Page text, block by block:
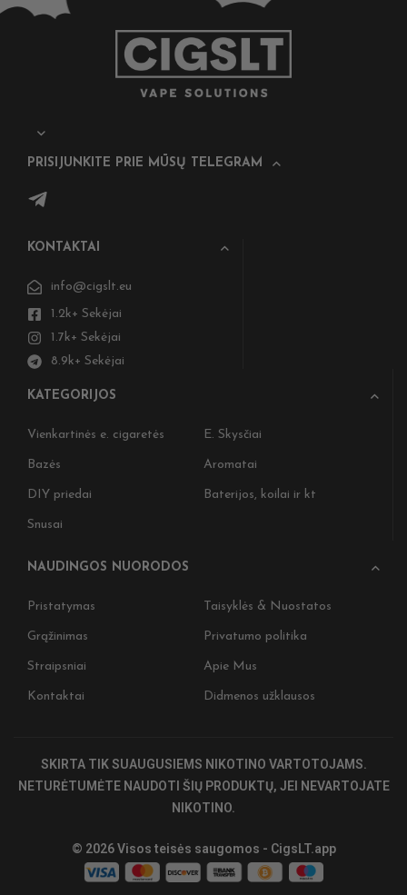
PRISIJUNKITE PRIE MŪSŲ TELEGRAM
KONTAKTAI
info@cigslt.eu
1.2k+ Sekėjai
1.7k+ Sekėjai
8.9k+ Sekėjai
KATEGORIJOS
Vienkartinės e. cigaretės E. Skysčiai
Bazės Aromatai
DIY priedai Baterijos, koilai ir kt
Snusai
NAUDINGOS NUORODOS
Pristatymas Taisyklės & Nuostatos
Grąžinimas Privatumo politika
Straipsniai Apie Mus
Kontaktai Didmenos užklausos
SKIRTA TIK SUAUGUSIEMS NIKOTINO VARTOTOJAMS.
NETURĖTUMĖTE NAUDOTI ŠIŲ PRODUKTŲ, JEI NEVARTOJATE
NIKOTINO.
© 2026 Visos teisės saugomos - CigsLT.app
pirkiniui,
specialius